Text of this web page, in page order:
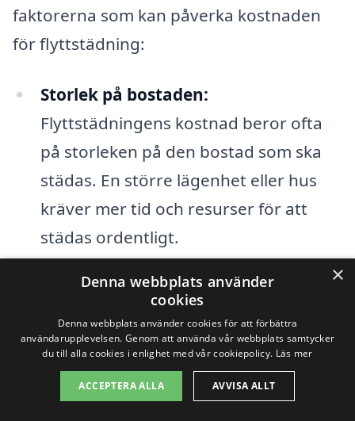
faktorerna som kan påverka kostnaden
för flyttstädning:
Storlek på bostaden:
Flyttstädningens kostnad beror ofta
på storleken på den bostad som ska
städas. En större lägenhet eller hus
kräver mer tid och resurser för att
städas ordentligt.
Städföretagets erfarenhet:Mer
erfarna städfirmor kan ha högre
priser, men de erbjuder ofta högre
kvalitet och pålitlighet, vilket kan vara
värt kostnaden.
×
Denna webbplats använder
cookies
Denna webbplats använder cookies för att förbättra
användarupplevelsen. Genom att använda vår webbplats samtycker
du till alla cookies i enlighet med vår cookiepolicy. Läs mer
ACCEPTERA ALLA AVVISA ALLT